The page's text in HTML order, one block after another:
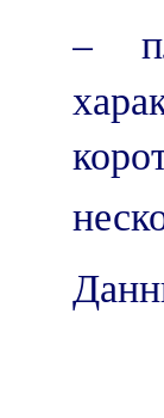
–
Т